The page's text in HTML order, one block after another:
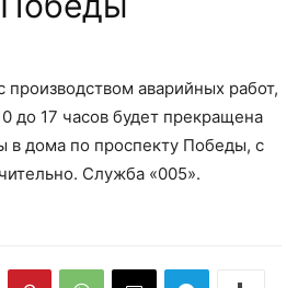
производством аварийных работ,
до 17 часов будет прекращена
в дома по проспекту Победы, с
Служба «005».